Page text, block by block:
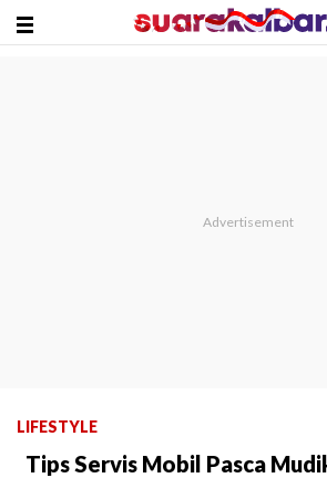
LIFESTYLE
Tips Servis Mobil Pasca